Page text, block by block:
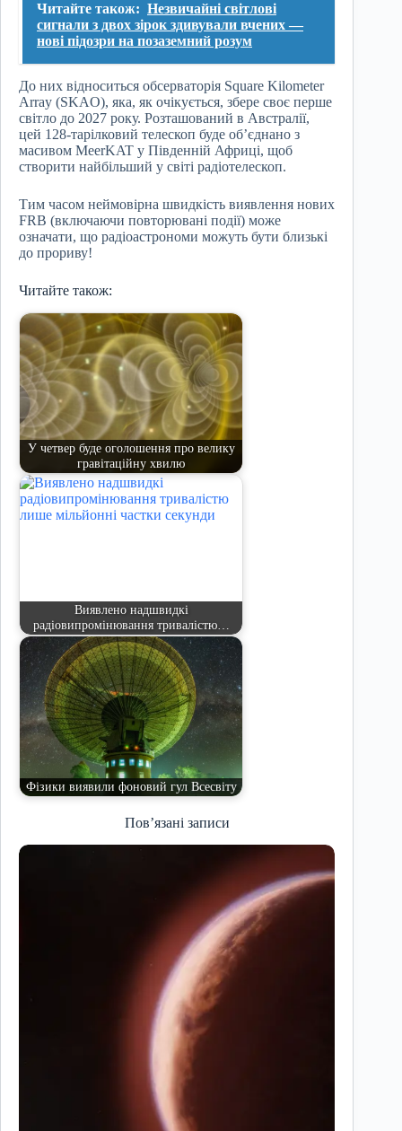
Читайте також: Незвичайні світлові
сигнали з двох зірок здивували вчених —
нові підозри на позаземний розум
До них відноситься обсерваторія Square Kilometer
Array (SKAO), яка, як очікується, збере своє перше
світло до 2027 року. Розташований в Австралії,
цей 128-тарілковий телескоп буде об’єднано з
масивом MeerKAT у Південній Африці, щоб
створити найбільший у світі радіотелескоп.
Тим часом неймовірна швидкість виявлення нових
FRB (включаючи повторювані події) може
означати, що радіоастрономи можуть бути близькі
до прориву!
Читайте також:
У четвер буде оголошення про велику
гравітаційну хвилю
Виявлено надшвидкі
радіовипромінювання тривалістю…
Фізики виявили фоновий гул Всесвіту
Пов’язані записи